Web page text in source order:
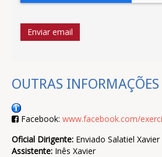
Enviar email
OUTRAS INFORMAÇÕES
Facebook: www.facebook.com/
Oficial Dirigente: Enviado Salatiel Xavier
Assistente: Inês Xavier